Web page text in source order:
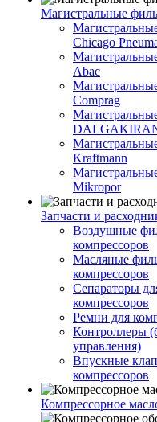
Магистральные
Chicago
Abac
Comprag
Kraftmann
Mikropor
Запчасти и
Воздушные
компрессоров
Масляные
компрессоров
Сепараторы
компрессоров
Ремни для
Контроллеры
управления)
Впускные
компрессоров
Компрессорное